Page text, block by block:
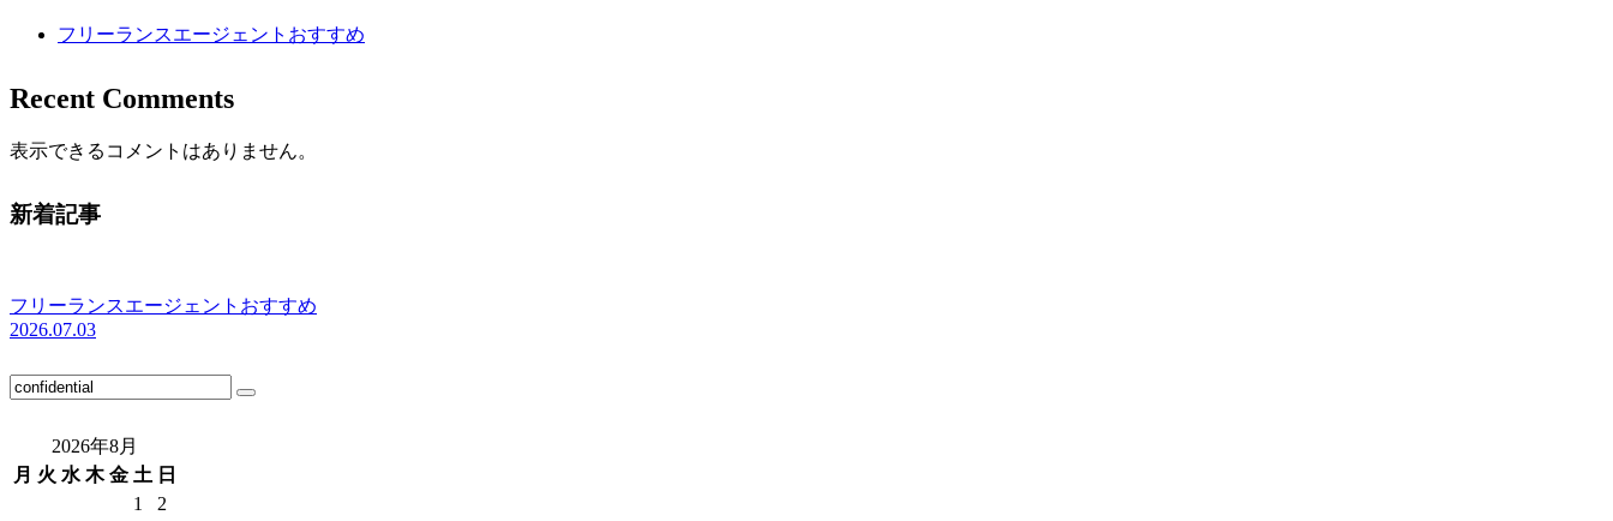
フリーランスエージェントおすすめ
Recent Comments
表示できるコメントはありません。
新着記事
フリーランスエージェントおすすめ
2026.07.03
2026年8月
月 火 水 木 金 土 日
1
2